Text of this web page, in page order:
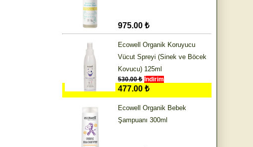
975.00 ₺
Ecowell Organik Koruyucu
Vücut Spreyi (Sinek ve Böcek
Kovucu) 125ml
530.00 ₺ İndirim
477.00 ₺
Ecowell Organik Bebek
Şampuanı 300ml